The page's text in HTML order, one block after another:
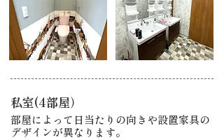
私室(4部屋）
部屋によって日当たりの向きや設置家具の
デザインが異なります。